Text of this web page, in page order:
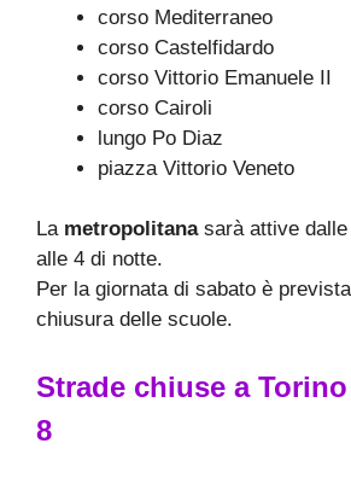
corso Mediterraneo
corso Castelfidardo
corso Vittorio Emanuele II
corso Cairoli
lungo Po Diaz
piazza Vittorio Veneto
La metropolitanasarà attive dalle
alle 4 di notte.
Per la giornata di sabato è
chiusura delle scuole.
Strade chiuse a
8